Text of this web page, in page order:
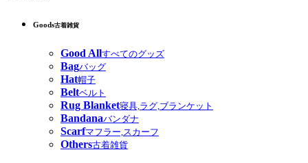
Goods古着雑貨
Good Allすべてのグッズ
Bagバッグ
Hat帽子
Beltベルト
Rug Blanket寝具,ラグ,ブランケット
Bandanaバンダナ
Scarfマフラー,スカーフ
Others古着雑貨